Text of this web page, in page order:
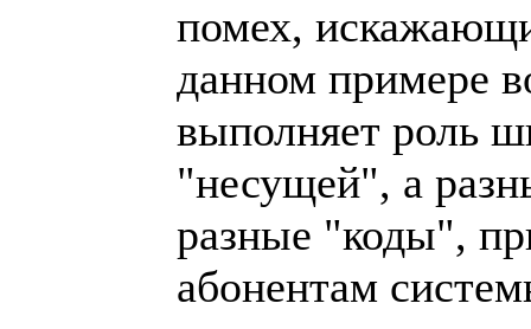
помех,
данном примере
выполняет роль
"несущей", а
разные "коды",
абонентам